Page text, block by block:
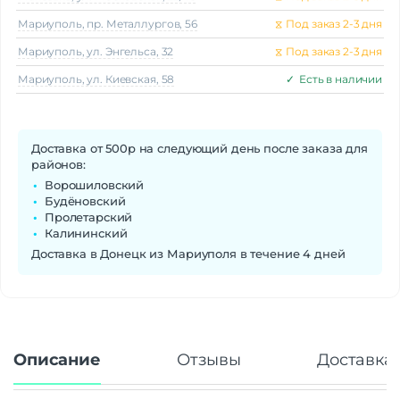
Cortex-A55 по 1,8 ГГц
Камера
Количество тыловых камер
2
Основная камера
108 + 5 МП
фотокамеры
распознавание улыбки | HDR,
Аккумулятор
Аккумулятор
Емкость аккумулятора
6600 мАч
Питание
Мариуполь, пр. Металлургов, 56 ⧖ Под заказ 2-3 дня
Мариуполь, ул. Энгельса, 32 ⧖ Под заказ 2-3 дня
Мариуполь, ул. Киевская, 58 ✓ Есть в наличии
Доставка от 500р на следующий день после заказа для
районов:
Ворошиловский
Будёновский
Пролетарский
Калининский
Доставка в Донецк из Мариуполя в течение 4 дней
Описание Отзывы Доставка